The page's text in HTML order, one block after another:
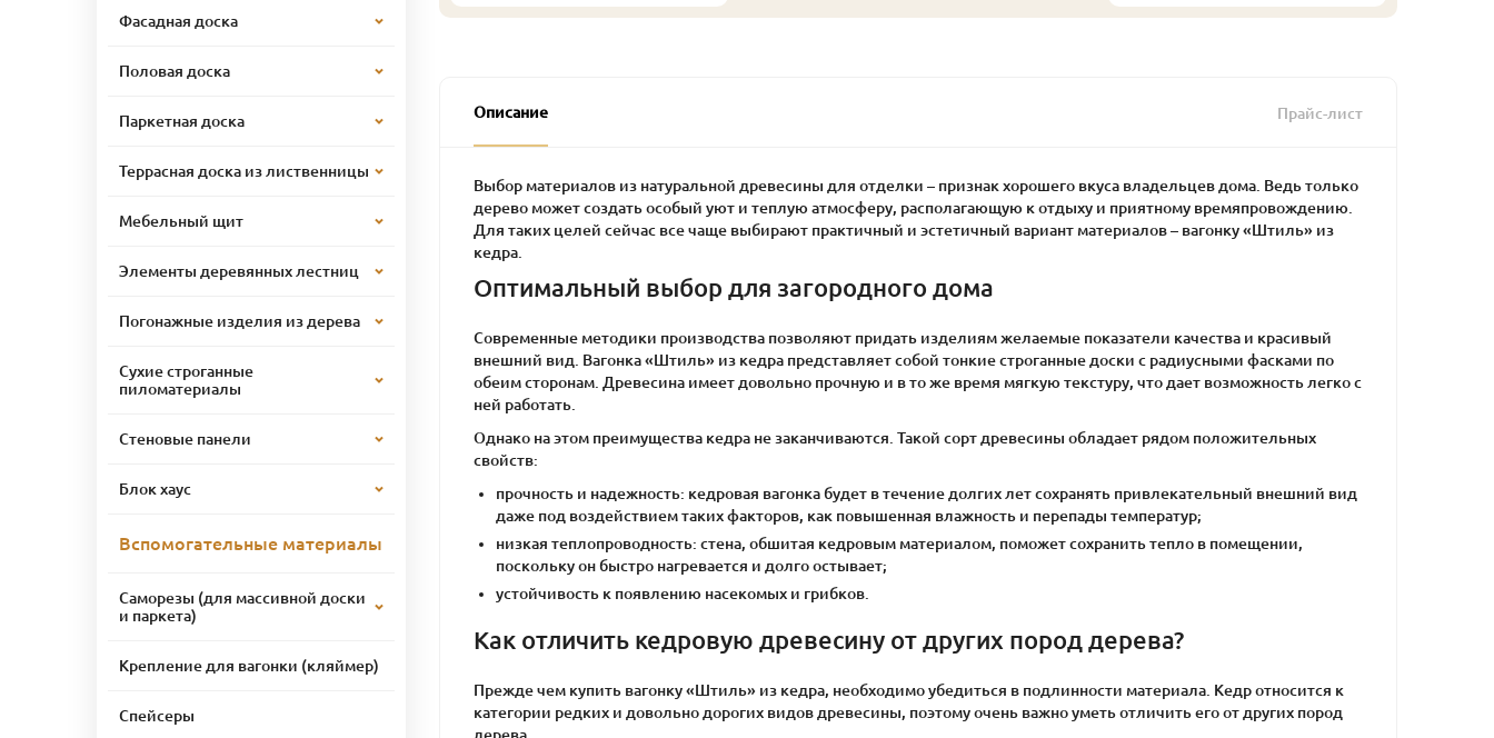
Описание Прайс-лист
Выбор материалов из натуральной древесины для отделки – признак хорошего вкуса владельцев дома. Ведь только
дерево может создать особый уют и теплую атмосферу, располагающую к отдыху и приятному времяпровождению.
Для таких целей сейчас все чаще выбирают практичный и эстетичный вариант материалов – вагонку «Штиль» из
кедра.
Оптимальный выбор для загородного дома
Современные методики производства позволяют придать изделиям желаемые показатели качества и красивый
внешний вид. Вагонка «Штиль» из кедра представляет собой тонкие строганные доски с радиусными фасками по
обеим сторонам. Древесина имеет довольно прочную и в то же время мягкую текстуру, что дает возможность легко с
ней работать.
Однако на этом преимущества кедра не заканчиваются. Такой сорт древесины обладает рядом положительных
свойств:
прочность и надежность: кедровая вагонка будет в течение долгих лет сохранять привлекательный внешний вид
даже под воздействием таких факторов, как повышенная влажность и перепады температур;
низкая теплопроводность: стена, обшитая кедровым материалом, поможет сохранить тепло в помещении,
поскольку он быстро нагревается и долго остывает;
устойчивость к появлению насекомых и грибков.
Как отличить кедровую древесину от других пород дерева?
Прежде чем купить вагонку «Штиль» из кедра, необходимо убедиться в подлинности материала. Кедр относится к
категории редких и довольно дорогих видов древесины, поэтому очень важно уметь отличить его от других пород
дерева.
Фасадная доска
Половая доска
Паркетная доска
Террасная доска из лиственницы
Мебельный щит
Элементы деревянных лестниц
Погонажные изделия из дерева
Сухие строганные
пиломатериалы
Стеновые панели
Блок хаус
Вспомогательные материалы
Саморезы (для массивной доски
и паркета)
Крепление для вагонки (кляймер)
Спейсеры